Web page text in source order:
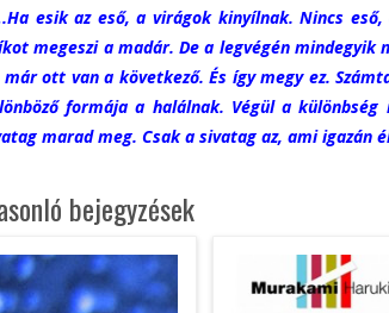
esik az eső, a virágok kinyílnak. Nincs
megeszi a madár. De a legvégén mindegyik
már ott van a következő. És így megy ez.
formája a halálnak. Végül a
marad meg. Csak a sivatag az, ami igazán
bejegyzések